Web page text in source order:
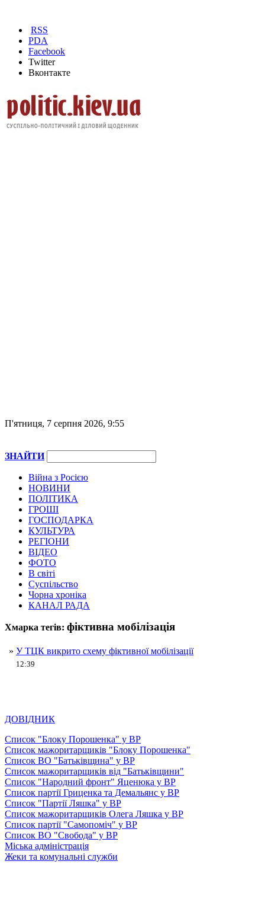
RSS
PDA
Facebook
Twitter
Вконтакте
П'ятниця, 7 серпня 2026, 9:55
ЗНАЙТИ
Війна з Росією
НОВИНИ
ПОЛІТИКА
ГРОШІ
ГОСПОДАРКА
КУЛЬТУРА
РЕГІОНИ
ВІДЕО
ФОТО
В світі
Суспільство
Чорна хроніка
КАНАЛ РАДА
Хмарка тегів: фіктивна мобілізація
» У ТЦК викрито схему фіктивної мобілізації
12:39
ДОВІДНИК
Список "Блоку Порошенка" у ВР
Список мажоритарщиків "Блоку Порошенка"
Список ВО "Батьківщина" у ВР
Список мажоритарщиків від "Батьківщини"
Список "Народний фронт" Яценюка у ВР
Список партії Гриценка та Демальянс у ВР
Список "Партії Ляшка" у ВР
Список мажоритарщиків Олега Ляшка у ВР
Список партії "Самопоміч" у ВР
Список ВО "Свобода" у ВР
Міська адміністрація
Жеки та комунальні служби